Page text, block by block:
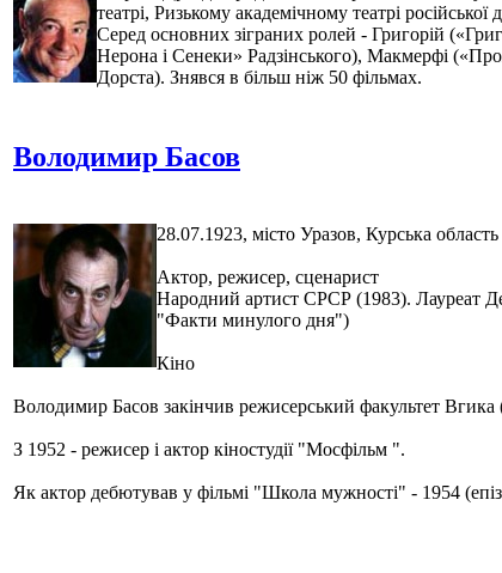
театрі, Ризькому академічному театрі
Серед основних зіграних ролей - Григорій
Нерона і Сенеки» Радзінського), Макмерфі
Дорста). Знявся в більш ніж 50 фільмах.
Володимир Басов
28.07.1923, місто Уразов, Курська
Актор, режисер, сценарист
Народний артист СРСР (1983). Лауреат
"Факти минулого дня")
Кіно
Володимир Басов закінчив режисерський факультет
З 1952 - режисер і актор кіностудії "Мосфільм ".
Як актор дебютував у фільмі "Школа мужності" - 1954